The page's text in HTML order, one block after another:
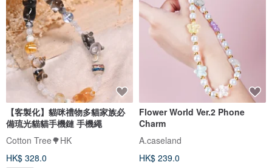
【客製化】貓咪禮物多貓家族必
備琉光貓貓手機鏈 手機繩
Cotton Tree🌳HK
HK$ 328.0
Flower World Ver.2 Phone
Charm
A.caseland
HK$ 239.0